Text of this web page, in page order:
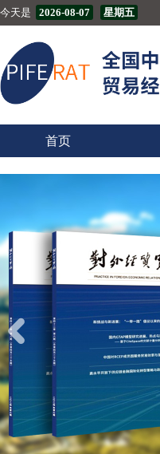
今天是 2026-08-07 星期五
首页